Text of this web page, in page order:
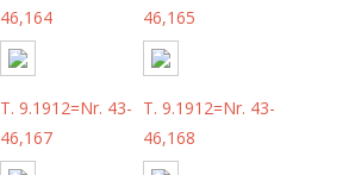
46,164
46,165
T. 9.1912=Nr. 43-
46,167
T. 9.1912=Nr. 43-
46,168